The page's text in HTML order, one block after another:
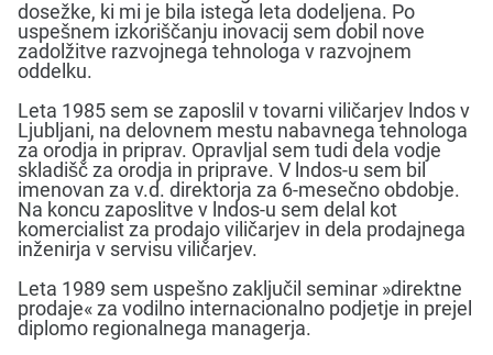
dosežke, ki mi je bila istega leta dodeljena. Po
uspešnem izkoriščanju inovacij sem dobil nove
zadolžitve razvojnega tehnologa v razvojnem
oddelku.
Leta 1985 sem se zaposlil v tovarni viličarjev lndos v
Ljubljani, na delovnem mestu nabavnega tehnologa
za orodja in priprav. Opravljal sem tudi dela vodje
skladišč za orodja in priprave. V lndos-u sem bil
imenovan za v.d. direktorja za 6-mesečno obdobje.
Na koncu zaposlitve v lndos-u sem delal kot
komercialist za prodajo viličarjev in dela prodajnega
inženirja v servisu viličarjev.
Leta 1989 sem uspešno zaključil seminar »direktne
prodaje« za vodilno internacionalno podjetje in prejel
diplomo regionalnega managerja.